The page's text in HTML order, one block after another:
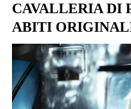
CAVALLERIA DI
ABITI